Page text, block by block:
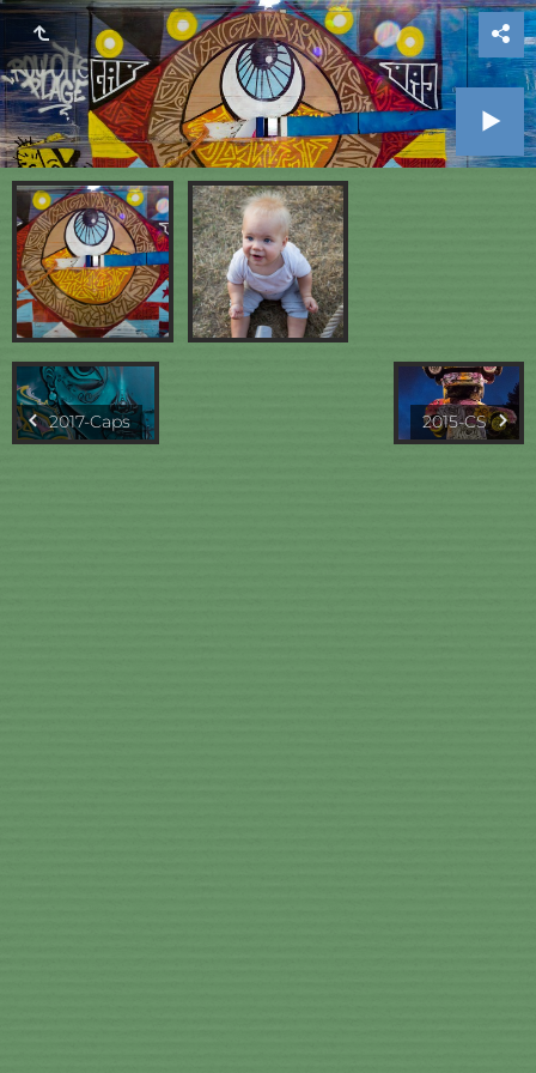
2017-Caps 2015-CS